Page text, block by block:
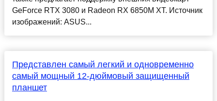
GeForce RTX 3080 и Radeon RX 6850M XT. Источник
изображений: ASUS...
Представлен самый легкий и одновременно
самый мощный 12-дюймовый защищенный
планшет